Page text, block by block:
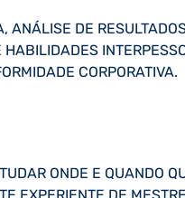
DE
CORPORATIVA.
ONDE E QUANDO